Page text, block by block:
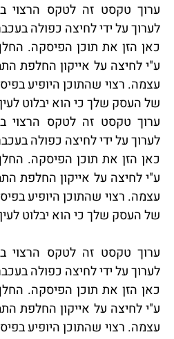
ערוך טקסט זה לטקס
לערוך על ידי לחיצה כפולה
כאן הזן את תוכן הפיסקה.
ע"י לחיצה על אייקון החלפת
עצמה. רצוי שהתוכן היופיע
של העסק שלך כי הוא יבלוט
ערוך טקסט זה לטקס
לערוך על ידי לחיצה כפולה
כאן הזן את תוכן הפיסקה.
ע"י לחיצה על אייקון החלפת
עצמה. רצוי שהתוכן היופיע
של העסק שלך כי הוא יבלוט
ערוך טקסט זה לטקס
לערוך על ידי לחיצה כפולה
כאן הזן את תוכן הפיסקה.
ע"י לחיצה על אייקון החלפת
עצמה. רצוי שהתוכן היופיע